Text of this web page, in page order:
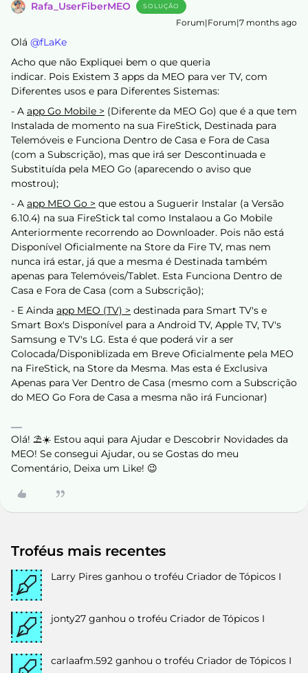
Rafa_UserFiberMEO SOLUÇÃO
Forum|Forum|7 months ago
Olá ​ @fLaKe
Acho que não Expliquei bem o que queria
indicar. Pois Existem 3 apps da MEO para ver TV, com
Diferentes usos e para Diferentes Sistemas:
- A app Go Mobile > (Diferente da MEO Go) que é a que tem
Instalada de momento na sua FireStick, Destinada para
Telemóveis e Funciona Dentro de Casa e Fora de Casa
(com a Subscrição), mas que irá ser Descontinuada e
Substituída pela MEO Go (aparecendo o aviso que
mostrou);
- A app MEO Go > que estou a Suguerir Instalar (a Versão
6.10.4) na sua FireStick tal como Instalaou a Go Mobile
Anteriormente recorrendo ao Downloader. Pois não está
Disponível Oficialmente na Store da Fire TV, mas nem
nunca irá estar, já que a mesma é Destinada também
apenas para Telemóveis/Tablet. Esta Funciona Dentro de
Casa e Fora de Casa (com a Subscrição);
- E Ainda app MEO (TV) > destinada para Smart TV's e
Smart Box's Disponível para a Android TV, Apple TV, TV's
Samsung e TV's LG. Esta é que poderá vir a ser
Colocada/Disponiblizada em Breve Oficialmente pela MEO
na FireStick, na Store da Mesma. Mas esta é Exclusiva
Apenas para Ver Dentro de Casa (mesmo com a Subscrição
do MEO Go Fora de Casa a mesma não irá Funcionar)
Olá! ⛱️☀️ Estou aqui para Ajudar e Descobrir Novidades da
MEO! Se consegui Ajudar, ou se Gostas do meu
Comentário, Deixa um Like! 😉
Troféus mais recentes
Larry Pires ganhou o troféu Criador de Tópicos I
jonty27 ganhou o troféu Criador de Tópicos I
carlaafm.592 ganhou o troféu Criador de Tópicos I